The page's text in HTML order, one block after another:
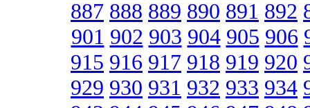
887 888 889 890 891 892
901 902 903 904 905 906
915 916 917 918 919 920
929 930 931 932 933 934